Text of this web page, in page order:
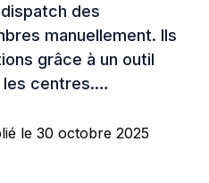
des
manuellement. Ils
grâce à un outil
les centres.…
le 30 octobre 2025